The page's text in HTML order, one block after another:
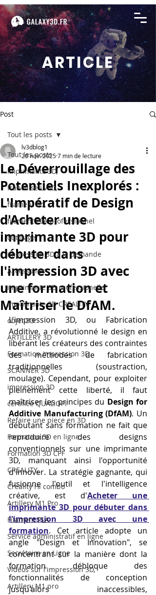
ARTICLE
Post
Tout les posts
imprimante 3D,
franchise LV3D,
filament 3d,
filament PLA professionnel
outillage
impression 3D à la demande
Accessoires
imprimante 3D professionelle
imprimante 3D CREALITY
objet 3D
ARTILLERY 3D
Formation impression 3D
SCANNER 3D
impression 3D
certifiée QUALIOPI
Refaire une piece en 3D
Formation 3D en ligne.
Formation 3D CPF
CREALITY,
Creality Hi combo
Artillery M1 Pro
Filament PLA
Service administratif en ligne
Secrétaire en Ligne
Vidéos sur l'impression 3D,
Artillery M1 pro
Tout les posts
Le Déverrouillage des
Potentiels Inexplorés :
L'Impératif de Design
d'Acheter une
imprimante 3D pour
débuter dans
l'impression 3D avec
une formation et
Maîtriser le DfAM.
lv3dblog1
20 nov. 20257 min de lecture
L'impression 3D, ou Fabrication
Additive, a révolutionné le design en
libérant les créateurs des contraintes
des méthodes de fabrication
traditionnelles (soustraction,
moulage). Cependant, pour exploiter
pleinement cette liberté, il faut
maîtriser les principes du Design for
Additive Manufacturing (DfAM). Un
débutant sans formation ne fait que
reproduire des designs
conventionnels sur une imprimante
3D, manquant ainsi l'opportunité
d'innover. La stratégie gagnante, qui
fusionne l'outil et l'intelligence
créative, est d'Acheter une
imprimante 3D pour débuter dans
l'impression 3D avec une
formation. Cet article adopte un
angle "Design et Innovation", se
concentrant sur la manière dont la
formation débloque des
fonctionnalités de conception
jusqu'alors inaccessibles,